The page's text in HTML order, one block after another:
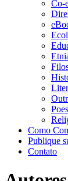
Co-
Como
Publique
Contato